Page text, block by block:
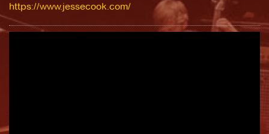
https://www.jessecook.com/